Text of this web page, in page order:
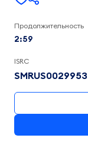
Продолжительность
2:59
ISRC
SMRUS0029953